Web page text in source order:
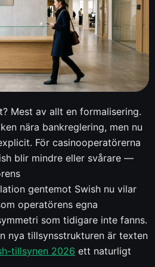
Mest av allt en formalisering.
nära bankreglering, men nu
För casinooperatörerna
blir mindre eller svårare —
gentemot Swish nu vilar
operatörens egna
som tidigare inte fanns.
nya tillsynsstrukturen är texten
tillsynen 2026 ett naturligt